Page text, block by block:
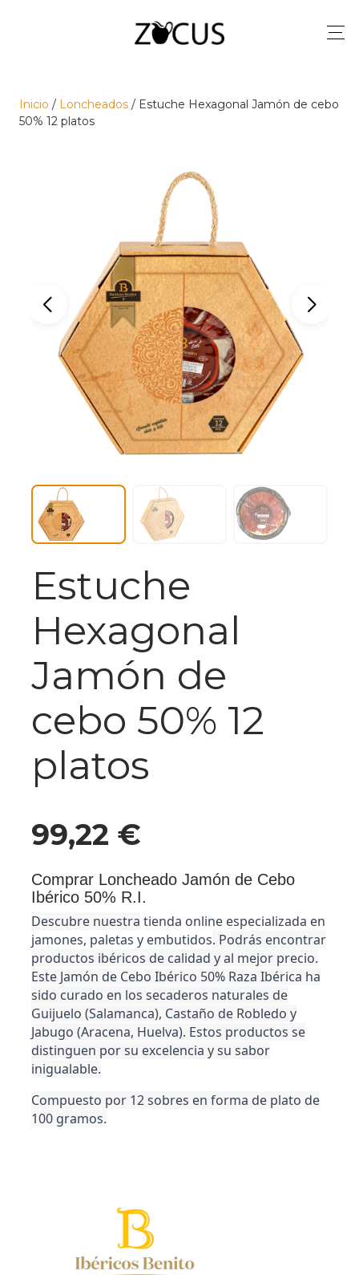
Inicio / Loncheados / Estuche Hexagonal Jamón de cebo
50% 12 platos
Estuche
Hexagonal
Jamón de
cebo 50% 12
platos
99,22 €
Comprar Loncheado Jamón de Cebo
Ibérico 50% R.I.
Descubre nuestra tienda online especializada en
jamones, paletas y embutidos. Podrás encontrar
productos ibéricos de calidad y al mejor precio.
Este Jamón de Cebo Ibérico 50% Raza Ibérica ha
sido curado en los secaderos naturales de
Guijuelo (Salamanca), Castaño de Robledo y
Jabugo (Aracena, Huelva). Estos productos se
distinguen por su excelencia y su sabor
inigualable.
Compuesto por 12 sobres en forma de plato de
100 gramos.